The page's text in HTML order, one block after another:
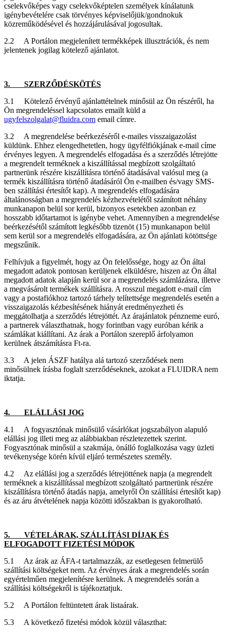
cselekvőképes vagy cselekvőképtelen személyek kínálatunk
igénybevételére csak törvényes képviselőjük/gondnokuk
közreműködésével és hozzájárulásával jogosultak.
2.2 A Portálon megjelenített termékképek illusztrációk, és nem
jelentenek jogilag kötelező ajánlatot.
3. SZERZŐDÉSKÖTÉS
3.1 Kötelező érvényű ajánlattételnek minősül az Ön részéről, ha
Ön megrendeléssel kapcsolatos emailt küld a
ugyfelszolgalat@fluidra.com email címre.
3.2 A megrendelése beérkezéséről e-mailes visszaigazolást
küldünk. Ehhez elengedhetetlen, hogy ügyfélfiókjának e-mail címe
érvényes legyen. A megrendelés elfogadása és a szerződés létrejötte
a megrendelt terméknek a kiszállítással megbízott szolgáltató
partnerünk részére kiszállításra történő átadásával valósul meg (a
termék kiszállításra történő átadásáról Ön e-mailben és/vagy SMS-
ben szállítási értesítőt kap). A megrendelés elfogadására
általánosságban a megrendelés kézhezvételétől számított néhány
munkanapon belül sor kerül, bizonyos esetekben azonban ez
hosszabb időtartamot is igénybe vehet. Amennyiben a megrendelése
beérkezésétől számított legkésőbb tizenöt (15) munkanapon belül
sem kerül sor a megrendelés elfogadására, az Ön ajánlati kötöttsége
megszűnik.
Felhívjuk a figyelmét, hogy az Ön felelőssége, hogy az Ön által
megadott adatok pontosan kerüljenek elküldésre, hiszen az Ön által
megadott adatok alapján kerül sor a megrendelés számlázásra, illetve
a megvásárolt termékek szállításra. A rosszul megadott e-mail cím
vagy a postafiókhoz tartozó tárhely telítettsége megrendelés esetén a
visszaigazolás kézbesítésének hiányát eredményezheti és
meggátolhatja a szerződés létrejöttét. Az árajánlatok pénzneme euró,
a partnerek választhatnak, hogy forintban vagy euróban kérik a
számlákat kiállítani. Az árak a Portálon szereplő árfolyamon
kerülnek átszámításra Ft-ra.
3.3 A jelen ÁSZF hatálya alá tartozó szerződések nem
minősülnek írásba foglalt szerződéseknek, azokat a FLUIDRA nem
iktatja.
4. ELÁLLÁSI JOG
4.1 A fogyasztónak minősülő vásárlókat jogszabályon alapuló
elállási jog illeti meg az alábbiakban részletezettek szerint.
Fogyasztónak minősül a szakmája, önálló foglalkozása vagy üzleti
tevékenysége körén kívül eljáró természetes személy.
4.2 Az elállási jog a szerződés létrejöttének napja (a megrendelt
terméknek a kiszállítással megbízott szolgáltató partnerünk részére
kiszállításra történő átadás napja, amelyről Ön szállítási értesítőt kap)
és az áru átvételének napja közötti időszakban is gyakorolható.
5. VÉTELÁRAK, SZÁLLÍTÁSI DÍJAK ÉS
ELFOGADOTT FIZETÉSI MÓDOK
5.1 Az árak az ÁFA-t tartalmazzák, az esetlegesen felmerülő
szállítási költségeket nem. Az érvényes árak a megrendelés során
egyértelműen megjelenítésre kerülnek. A megrendelés során a
szállítási költségekről is tájékoztatjuk.
5.2 A Portálon feltüntetett árak listaárak.
5.3 A következő fizetési módok közül választhat: